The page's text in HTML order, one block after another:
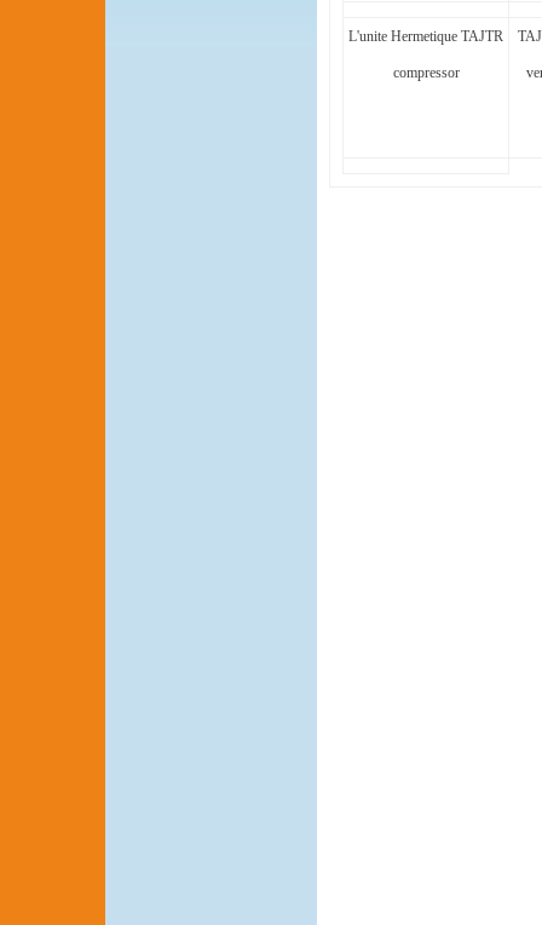
L'unite Hermetique TAJTR
compressor